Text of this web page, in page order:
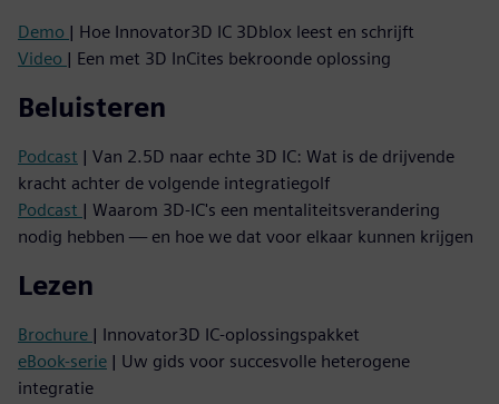
Demo | Hoe Innovator3D IC 3Dblox leest en schrijft
Video | Een met 3D InCites bekroonde oplossing
Beluisteren
Podcast | Van 2.5D naar echte 3D IC: Wat is de drijvende
kracht achter de volgende integratiegolf
Podcast | Waarom 3D-IC's een mentaliteitsverandering
nodig hebben — en hoe we dat voor elkaar kunnen krijgen
Lezen
Brochure | Innovator3D IC-oplossingspakket
eBook-serie | Uw gids voor succesvolle heterogene
integratie